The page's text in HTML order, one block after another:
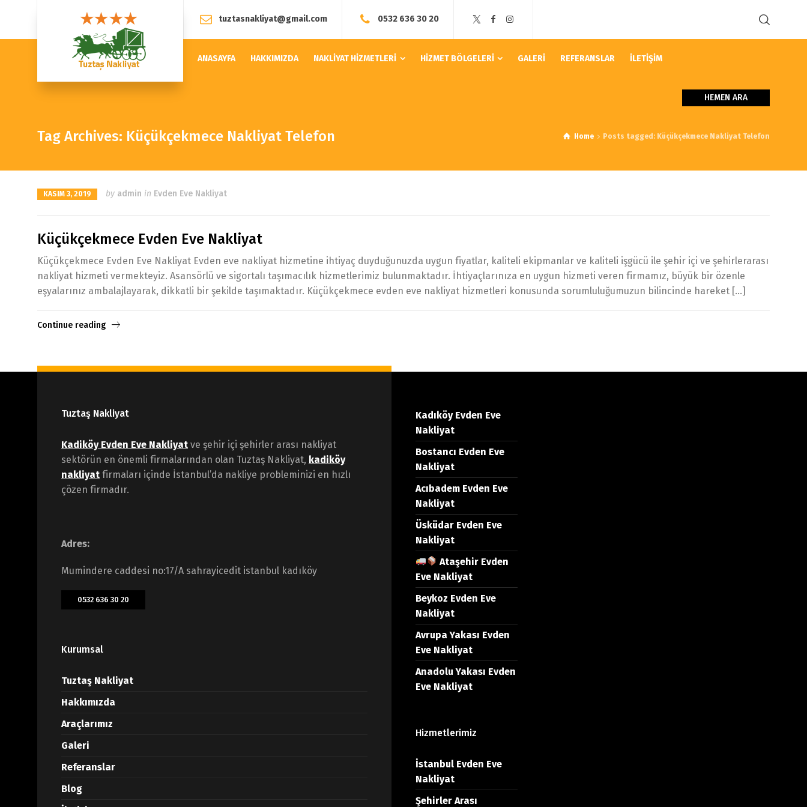
tuztasnakliyat@gmail.com 0532 636 30 20
ANASAYFA HAKKIMIZDA NAKLİYAT HİZMETLERİ HİZMET BÖLGELERİ GALERİ REFERANSLAR İLETİŞİM
HEMEN ARA
Tag Archives: Küçükçekmece Nakliyat Telefon Home Posts tagged: Küçükçekmece Nakliyat Telefon
KASIM 3, 2019 by admin in Evden Eve Nakliyat
Küçükçekmece Evden Eve Nakliyat
Küçükçekmece Evden Eve Nakliyat Evden eve nakliyat hizmetine ihtiyaç duyduğunuzda uygun fiyatlar, kaliteli ekipmanlar ve kaliteli işgücü ile şehir içi ve şehirlerarası
nakliyat hizmeti vermekteyiz. Asansörlü ve sigortalı taşımacılık hizmetlerimiz bulunmaktadır. İhtiyaçlarınıza en uygun hizmeti veren firmamız, büyük bir özenle
eşyalarınız ambalajlayarak, dikkatli bir şekilde taşımaktadır. Küçükçekmece evden eve nakliyat hizmetleri konusunda sorumluluğumuzun bilincinde hareket […]
Continue reading
Tuztaş Nakliyat
Kadiköy Evden Eve Nakliyat ve şehir içi şehirler arası nakliyat
sektörün en önemli firmalarından olan Tuztaş Nakliyat, kadiköy
nakliyat firmaları içinde İstanbul’da nakliye probleminizi en hızlı
çözen firmadır.
Adres:
Mumindere caddesi no:17/A sahrayicedit istanbul kadıköy
0532 636 30 20
Kurumsal
Tuztaş Nakliyat
Hakkımızda
Araçlarımız
Galeri
Referanslar
Blog
Kadıköy Evden Eve
Nakliyat
Bostancı Evden Eve
Nakliyat
Acıbadem Evden Eve
Nakliyat
Üsküdar Evden Eve
Nakliyat
Ataşehir Evden
Eve Nakliyat
Beykoz Evden Eve
Nakliyat
Avrupa Yakası Evden
Eve Nakliyat
Anadolu Yakası Evden
Eve Nakliyat
Hizmetlerimiz
İstanbul Evden Eve
Nakliyat
Şehirler Arası